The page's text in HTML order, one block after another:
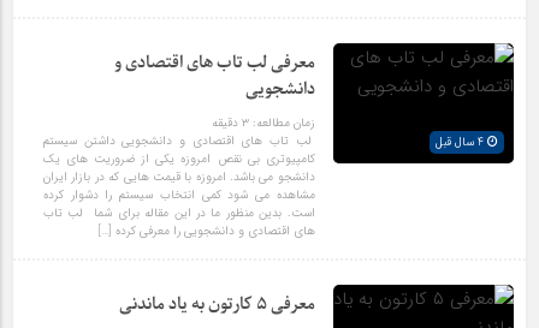
معرفی لب تاب های اقتصادی و
دانشجویی
زمان مطالعه:۳ دقیقه
لب تاب های اقتصادی و دانشجویی داشتن سیستم
کامپیوتری بی نقص امروزه یکی از ضروریت های یک
دانشجو می باشد. امروزه با قیمت هایی که در بازار ایران
مشاهده می شود کمی انتخاب سیستم را دشوار کرده
است. بدین منظور ما در این مقاله برای شما لب تاب
های اقتصادی و دانشجویی را معرفی کرده […]
معرفی ۵ کارتون به یاد ماندنی